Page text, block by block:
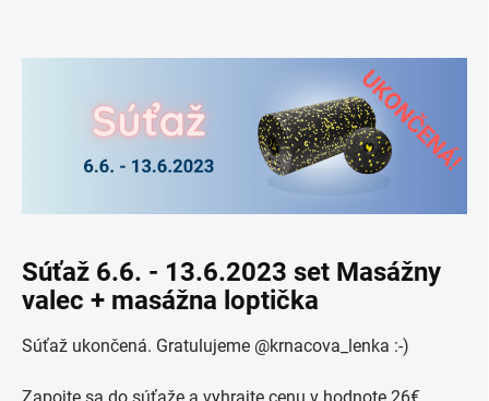
Súťaž 6.6. - 13.6.2023 set Masážny
valec + masážna loptička
Súťaž ukončená. Gratulujeme @krnacova_lenka :-)